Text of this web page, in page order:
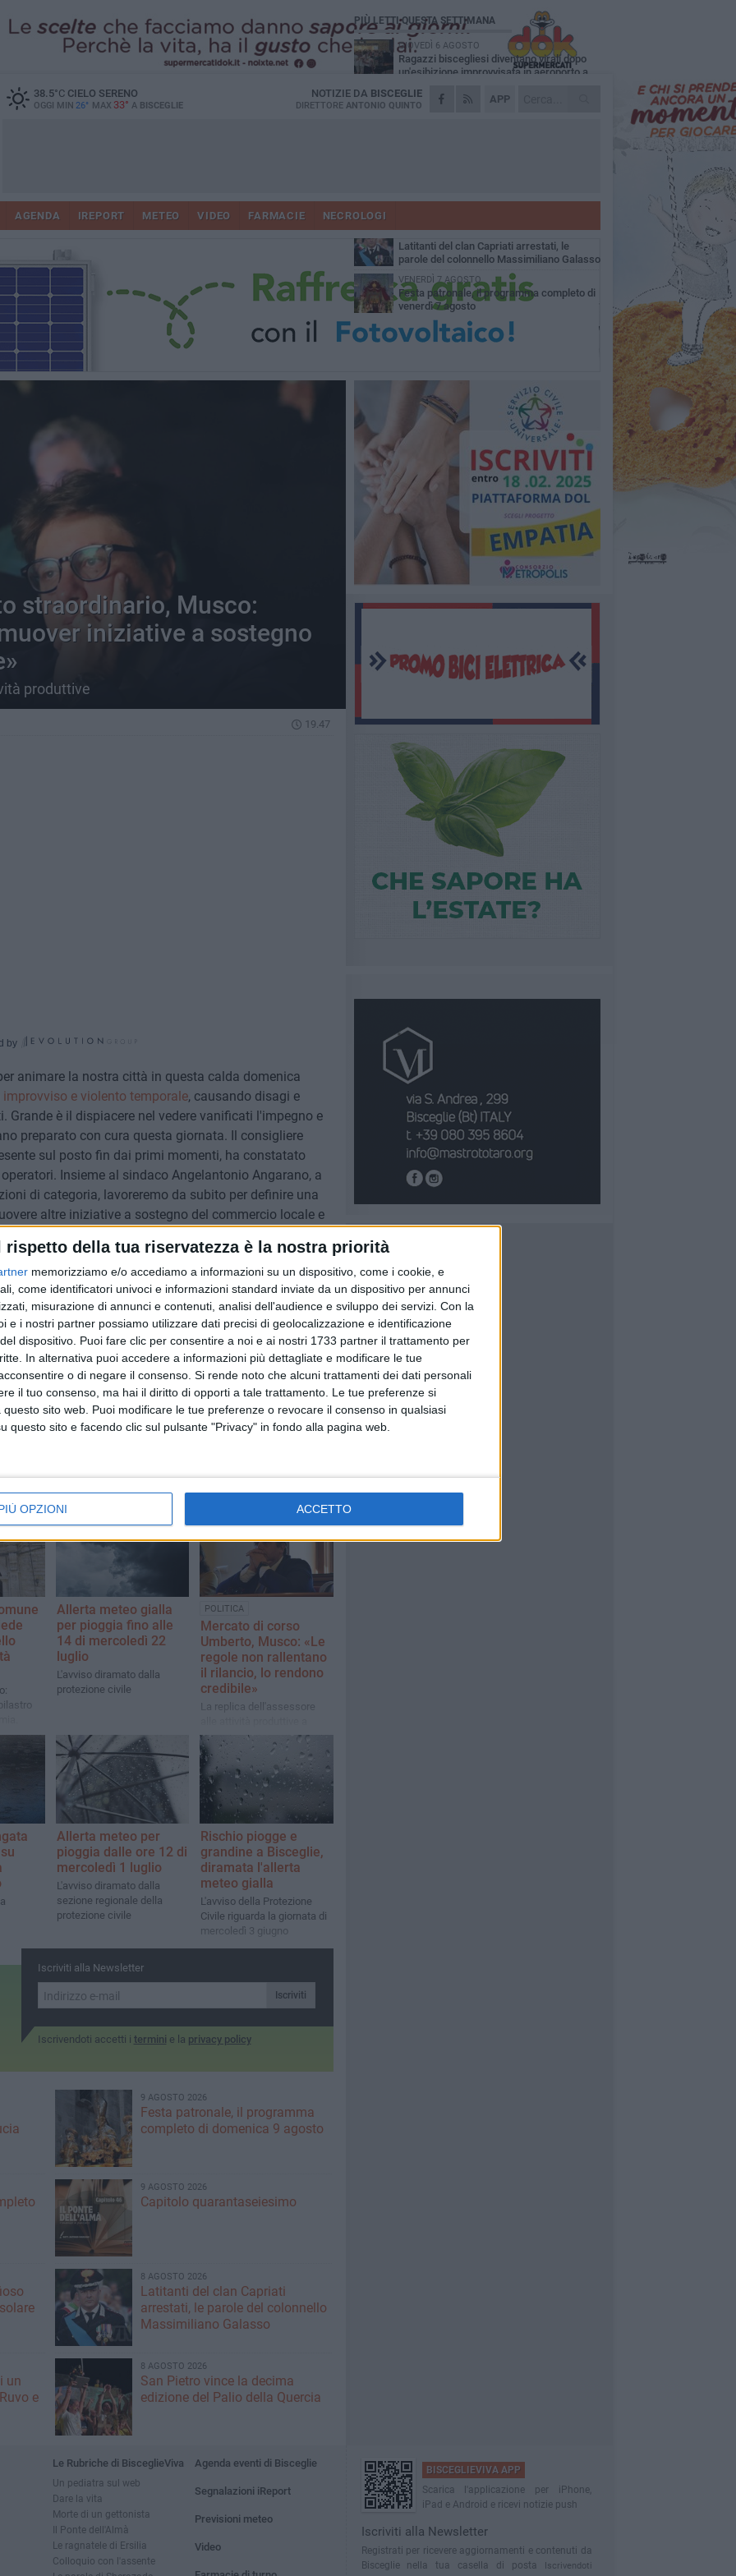
rispetto della tua riservatezza è la nostra priorità
memorizziamo e/o accediamo a informazioni su un dispositivo, come i cookie, e
come identificatori univoci e informazioni standard inviate da un dispositivo per annunci
misurazione di annunci e contenuti, analisi dell'audience e sviluppo dei servizi. Con la
e i nostri partner possiamo utilizzare dati precisi di geolocalizzazione e identificazione
dispositivo. Puoi fare clic per consentire a noi e ai nostri 1733 partner il trattamento per
In alternativa puoi accedere a informazioni più dettagliate e modificare le tue
o di negare il consenso. Si rende noto che alcuni trattamenti dei dati personali
il tuo consenso, ma hai il diritto di opporti a tale trattamento. Le tue preferenze si
sito web. Puoi modificare le tue preferenze o revocare il consenso in qualsiasi
questo sito e facendo clic sul pulsante "Privacy" in fondo alla pagina web.
OPZIONI ACCETTO
38.5°CCIELO SERENO
OGGI MIN 26° MAX 33° A BISCEGLIE
APP
NOTIZIE DA BISCEGLIE
DIRETTORE ANTONIO QUINTO
AGENDA IREPORT METEO VIDEO FARMACIE NECROLOGI
straordinario, Musco:
iniziative a sostegno
produttive
19.47
by
animare la nostra città in questa calda domenica
improvviso e violento temporale, causando disagi e
Grande è il dispiacere nel vedere vanificati l'impegno e
preparato con cura questa giornata. Il consigliere
sul posto fin dai primi momenti, ha constatato
Insieme al sindaco Angelantonio Angarano, a
di categoria, lavoreremo da subito per definire una
altre iniziative a sostegno del commercio locale e
piena vicinanza». Così in un post sui social
Musco.
ONOFRIO MUSCO
9 AGOSTO 2026
Incendio in un appartamento di
viale Calace, evacuate due
famiglie
nostri
Allerta meteo gialla
per pioggia fino alle
14 di mercoledì 22
luglio
L'avviso diramato dalla
protezione civile
POLITICA
Mercato di corso
Umberto, Musco: «Le
regole non rallentano
il rilancio, lo rendono
credibile»
La replica dell'assessore
Confcommercio
Allerta meteo per
pioggia dalle ore 12 di
mercoledì 1 luglio
L'avviso diramato dalla
sezione regionale della
protezione civile
Rischio piogge e
grandine a Bisceglie,
diramata l'allerta
meteo gialla
L'avviso della Protezione
Civile riguarda la giornata di
mercoledì 3 giugno
Iscriviti alla Newsletter
Iscriviti
Iscrivendoti accetti i termini e la privacy policy
9 AGOSTO 2026
Festa patronale, il programma
completo di domenica 9 agosto
9 AGOSTO 2026
Capitolo quarantaseiesimo
8 AGOSTO 2026
Latitanti del clan Capriati
arrestati, le parole del colonnello
Massimiliano Galasso
un
e
8 AGOSTO 2026
San Pietro vince la decima
edizione del Palio della Quercia
PIÙ LETTI QUESTA SETTIMANA
GIOVEDÌ 6 AGOSTO
Ragazzi biscegliesi diventano virali dopo
un'esibizione improvvisata in aeroporto a
MARTEDÌ 4 AGOSTO
Emergenza caldo, il Comune di Bisceglie
Due auto incendiate nella notte in via Dieta
SABATO 8 AGOSTO
Latitanti del clan Capriati arrestati, le
parole del colonnello Massimiliano Galasso
VENERDÌ 7 AGOSTO
Festa patronale, il programma completo di
venerdì 7 agosto
Le Rubriche di BisceglieViva
Un pediatra sul web
Dare la vita
Morte di un gettonista
Il Ponte dell'Almà
Le ragnatele di Ersilia
Colloquio con l'assente
Agenda eventi di Bisceglie
Segnalazioni iReport
Previsioni meteo
Video
BISCEGLIEVIVA APP
Scarica l'applicazione per iPhone,
iPad e Android e ricevi notizie push
Iscriviti alla Newsletter
Registrati per ricevere aggiornamenti e contenuti da
Bisceglie nella tua casella di posta
Iscrivendoti